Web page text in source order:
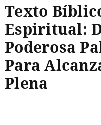
Texto
Espiritual:
Poderosa
Para
Plena